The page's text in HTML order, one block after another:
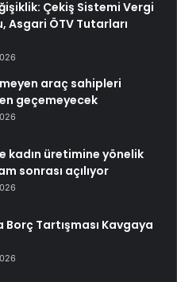
Çekiş Sistemi Vergi
Asgari ÖTV Tutarları
araç sahipleri
geçemeyecek
kadın üretimine yönelik
sonrası açılıyor
Borç Tartışması Kavgaya